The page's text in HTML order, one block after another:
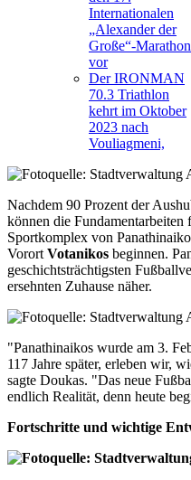
Internationalen
„Alexander der
Große“-Marathon
vor
Der IRONMAN
70.3 Triathlon
kehrt im Oktober
2023 nach
Vouliagmeni,
Nachdem 90 Prozent der
können die Fundamentarbeiten
Sportkomplex von
Vorort Votanikos beginnen.
geschichtsträchtigsten
ersehnten Zuhause näher.
"Panathinaikos wurde am 3.
117 Jahre später, erleben wir,
sagte Doukas. "Das neue
endlich Realität, denn heute
Fortschritte und wichtige